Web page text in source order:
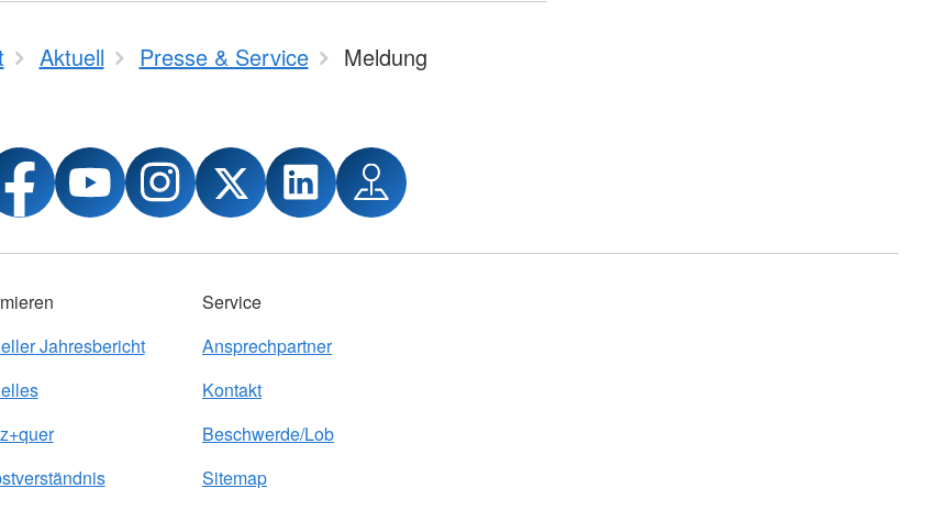
Aktuell Presse & Service Meldung
Jahresbericht
Service
Ansprechpartner
Kontakt
Beschwerde/Lob
Sitemap